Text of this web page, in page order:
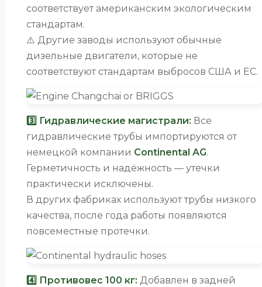
соответствует американским экологическим
стандартам.
⚠️ Другие заводы используют обычные
дизельные двигатели, которые не
соответствуют стандартам выбросов США и ЕС.
3️⃣ Гидравлические магистрали: Все
гидравлические трубы импортируются от
немецкой компании Continental AG.
Герметичность и надёжность — утечки
практически исключены.
В других фабриках используют трубы низкого
качества, после года работы появляются
повсеместные протечки.
4️⃣ Противовес 100 кг: Добавлен в задней